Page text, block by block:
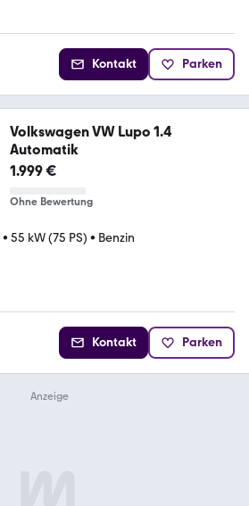
Kontakt Parken
Volkswagen VW Lupo 1.4
Automatik
1.999 €
Ohne Bewertung
• 55 kW (75 PS) • Benzin
Kontakt Parken